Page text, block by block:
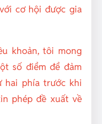
cơ hội được gia
khoản, tôi mong
số điểm để đảm
hai phía trước khi
phép đề xuất về